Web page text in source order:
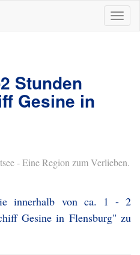
ein-/
Stunden
Gesine in
- Eine Region zum Verlieben.
innerhalb von ca. 1 - 2
Gesine in Flensburg" zu